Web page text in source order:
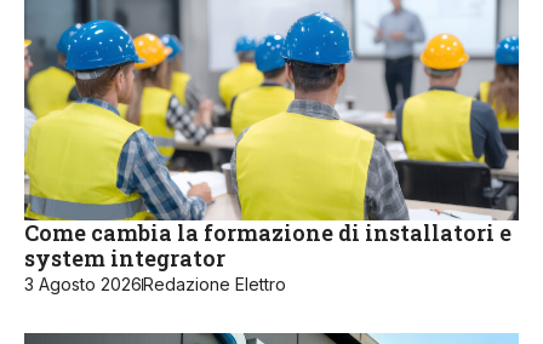
Come cambia la formazione di installatori e
system integrator
3 Agosto 2026Redazione Elettro